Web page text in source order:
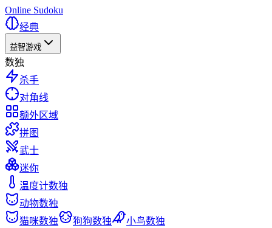
Online Sudoku
经典
益智游戏
数独
杀手
对角线
额外区域
拼图
武士
迷你
温度计数独
动物数独
猫咪数独
狗狗数独
小鸟数独